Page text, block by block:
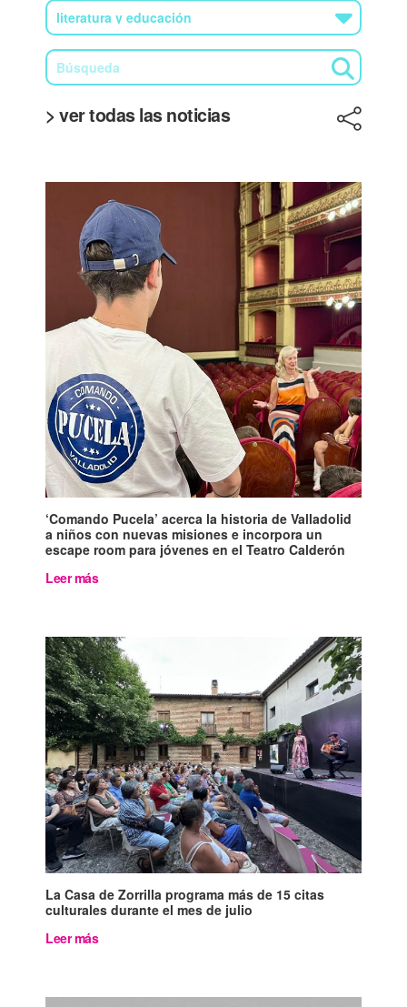
> ver todas las noticias
‘Comando Pucela’ acerca la historia de Valladolid
a niños con nuevas misiones e incorpora un
escape room para jóvenes en el Teatro Calderón
Leer más
La Casa de Zorrilla programa más de 15 citas
culturales durante el mes de julio
Leer más